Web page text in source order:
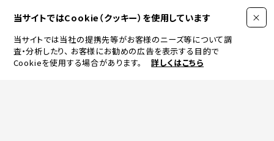
当サイトではCookie（クッキー）を使用しています
当サイトでは当社の提携先等がお客様のニーズ等について調
査・分析したり、 お客様にお勧めの広告を表示する目的で
Cookieを使用する場合があります。
詳しくはこちら